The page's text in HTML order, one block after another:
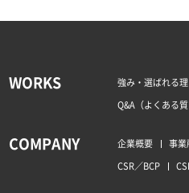
WORKS
強み・選ばれる
Q&A（よくある
COMPANY 企業概要
事業
CSR／BCP